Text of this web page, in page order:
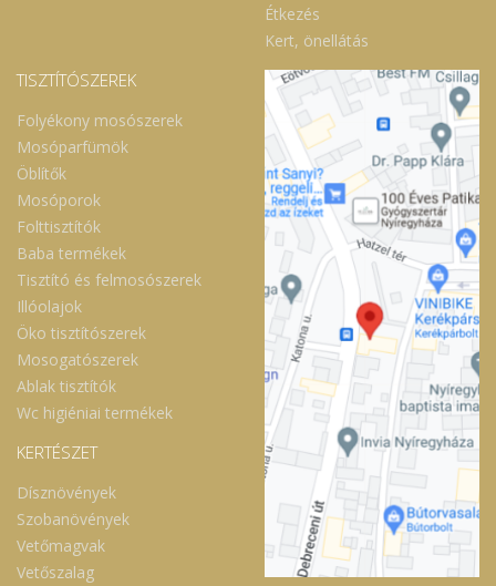
Étkezés
Kert, önellátás
TISZTÍTÓSZEREK
Folyékony mosószerek
Mosóparfümök
Öblítők
Mosóporok
Folttisztítók
Baba termékek
Tisztító és felmosószerek
Illóolajok
Öko tisztítószerek
Mosogatószerek
Ablak tisztítók
Wc higiéniai termékek
KERTÉSZET
Dísznövények
Szobanövények
Vetőmagvak
Vetőszalag